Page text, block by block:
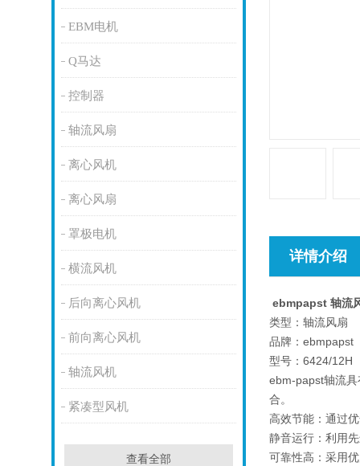
EBM电机
Q马达
控制器
轴流风扇
离心风机
离心风扇
罩极电机
横流风机
后向离心风机
前向离心风机
轴流风机
紧凑型风机
查看全部
详情介绍
ebmpapst 轴流
类型：轴流风扇
品牌：ebmpapst
型号：6424/12H
ebm-papst轴流
合。
高效节能：通过
静音运行：利用
可靠性高：采用